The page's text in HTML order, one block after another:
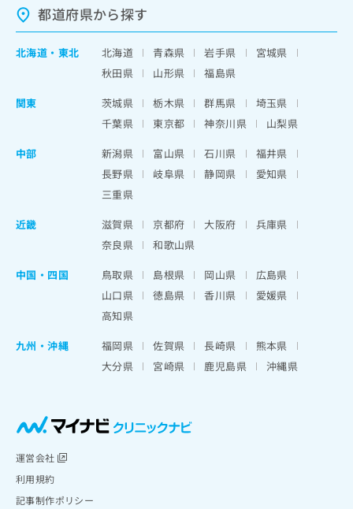
都道府県から探す
北海道 ・ 東北 北海道 青森県 岩手県
宮城県
秋田県
山形県
福島県
関東
茨城県 栃木県 群馬県
埼玉県
千葉県
東京都 神奈川県
山梨県
中部
新潟県 富山県 石川県
福井県
長野県
岐阜県 静岡県
愛知県
三重県
近畿
滋賀県 京都府 大阪府
兵庫県
奈良県
和歌山県
中国・四国
鳥取県 島根県 岡山県
広島県
山口県
徳島県 香川県
愛媛県
高知県
九州・沖縄
福岡県 佐賀県 長崎県
熊本県
大分県
宮崎県 鹿児島県 沖縄県
運営会社
利用規約
記事制作ポリシー